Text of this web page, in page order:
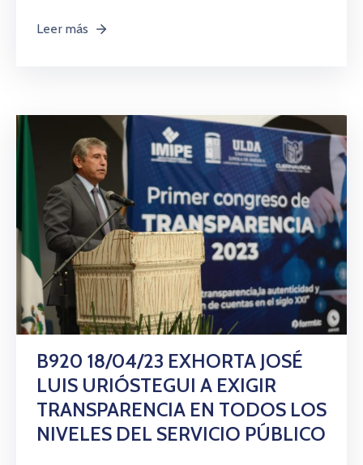
Leer más
B920 18/04/23 EXHORTA JOSÉ
LUIS URIÓSTEGUI A EXIGIR
TRANSPARENCIA EN TODOS LOS
NIVELES DEL SERVICIO PÚBLICO